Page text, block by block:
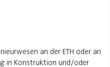
an der ETH oder an
in Konstruktion und/oder